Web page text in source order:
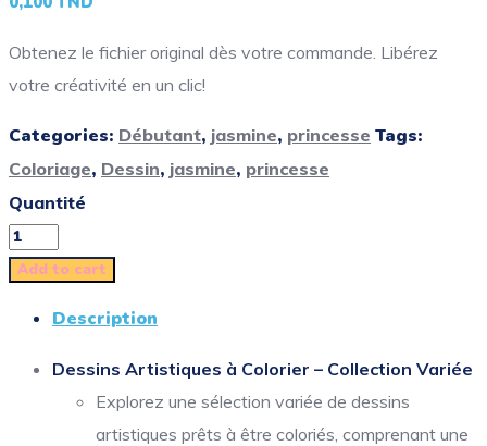
Obtenez le fichier original dès votre commande. Libérez
votre créativité en un clic!
Categories: Débutant, jasmine, princesse Tags:
Coloriage, Dessin, jasmine, princesse
Quantité
Add to cart
Description
Dessins Artistiques à Colorier – Collection Variée
Explorez une sélection variée de dessins
artistiques prêts à être coloriés, comprenant une